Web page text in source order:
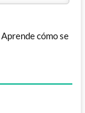
Aprende cómo se